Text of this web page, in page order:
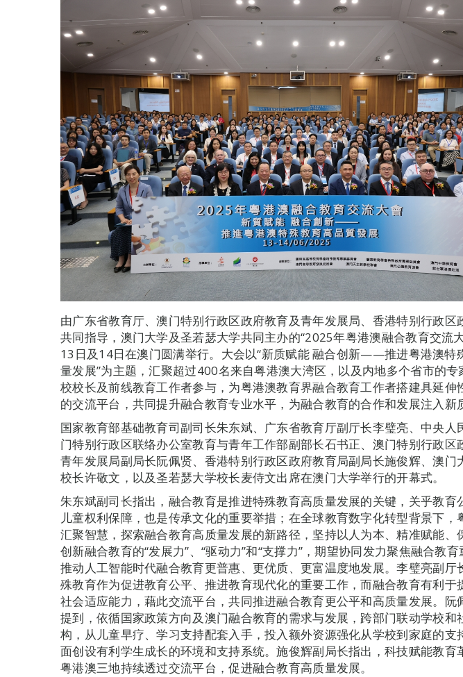
由广东省教育厅、澳门特别行政区政府教育及青年发展局、香港特别行政区
共同指导，澳门大学及圣若瑟大学共同主办的“2025年粤港澳融合教育交流
13日及14日在澳门圆满举行。大会以“新质赋能 融合创新——推进粤港澳特
量发展”为主题，汇聚超过400名来自粤港澳大湾区，以及内地多个省市的专
校校长及前线教育工作者参与，为粤港澳教育界融合教育工作者搭建具延伸
的交流平台，共同提升融合教育专业水平，为融合教育的合作和发展注入新
国家教育部基础教育司副司长朱东斌、广东省教育厅副厅长李璧亮、中央人
门特别行政区联络办公室教育与青年工作部副部长石书正、澳门特别行政区
青年发展局副局长阮佩贤、香港特别行政区政府教育局副局长施俊辉、澳门
校长许敬文，以及圣若瑟大学校长麦侍文出席在澳门大学举行的开幕式。
朱东斌副司长指出，融合教育是推进特殊教育高质量发展的关键，关乎教育
儿童权利保障，也是传承文化的重要举措；在全球教育数字化转型背景下，
汇聚智慧，探索融合教育高质量发展的新路径，坚持以人为本、精准赋能、
创新融合教育的“发展力”、“驱动力”和“支撑力”，期望协同发力聚焦融合教育
推动人工智能时代融合教育更普惠、更优质、更富温度地发展。李璧亮副厅
殊教育作为促进教育公平、推进教育现代化的重要工作，而融合教育有利于
社会适应能力，藉此交流平台，共同推进融合教育更公平和高质量发展。阮
提到，依循国家政策方向及澳门融合教育的需求与发展，跨部门联动学校和
构，从儿童早疗、学习支持配套入手，投入额外资源强化从学校到家庭的支
面创设有利学生成长的环境和支持系统。施俊辉副局长指出，科技赋能教育
粤港澳三地持续透过交流平台，促进融合教育高质量发展。